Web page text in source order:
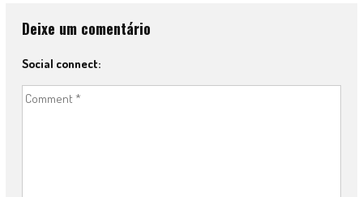
Deixe um comentário
Social connect: